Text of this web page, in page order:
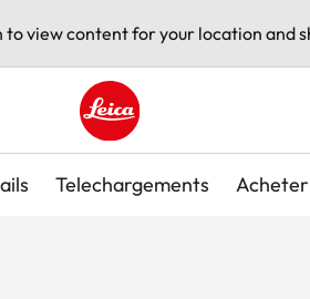
view content for your location and
Leica logo - Home
Telechargements